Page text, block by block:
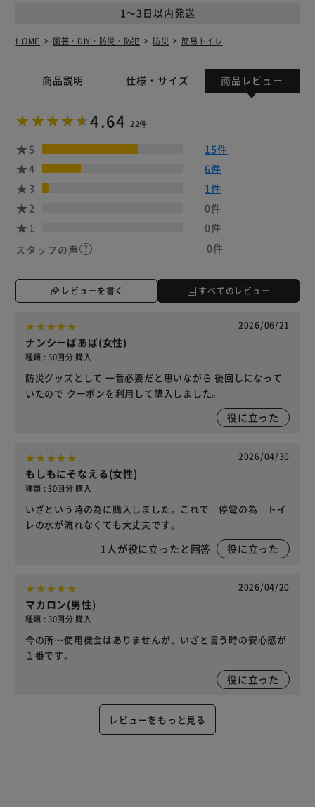
1～3日以内発送
HOME 園芸・DIY・防災・防犯 防災 簡易トイレ
商品説明 仕様・サイズ 商品レビュー
4.64 22件
5
15件
4
6件
3
1件
2
0件
1
0件
スタッフの声
0件
レビューを書く すべてのレビュー
2026/06/21
ナンシーばあば(女性)
種類 : 50回分 購入
防災グッズとして 一番必要だと思いながら 後回しになって
いたので クーポンを利用して購入しました。
役に立った
2026/04/30
もしもにそなえる(女性)
種類 : 30回分 購入
いざという時の為に購入しました。これで 停電の為 トイ
レの水が流れなくても大丈夫です。
1 人が役に立ったと回答 役に立った
2026/04/20
マカロン(男性)
種類 : 30回分 購入
今の所…使用機会はありませんが、いざと言う時の安心感が
１番です。
役に立った
レビューをもっと見る